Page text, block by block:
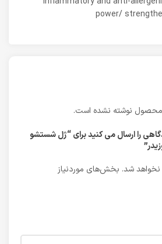
power/
محصول نوشته نشده است.
را ارسال می کنید برای “ژل شستشو
نخواهد شد. بخش‌های موردنیاز